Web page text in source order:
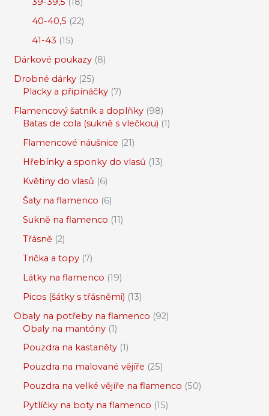
40-40,5 22
41-43 15
Dárkové poukazy 8
Drobné dárky 25
Placky a připínáčky 7
Flamencový šatník a doplňky 98
Batas de cola (sukně s vlečkou) 1
Flamencové náušnice 21
Hřebínky a sponky do vlasů 13
Květiny do vlasů 6
Šaty na flamenco 6
Sukně na flamenco 11
Třásně 2
Trička a topy 7
Látky na flamenco 19
Picos (šátky s třásněmi) 13
Obaly na potřeby na flamenco 92
Obaly na mantóny 1
Pouzdra na kastaněty 1
Pouzdra na malované vějíře 25
Pouzdra na velké vějíře na flamenco 50
Pytlíčky na boty na flamenco 15